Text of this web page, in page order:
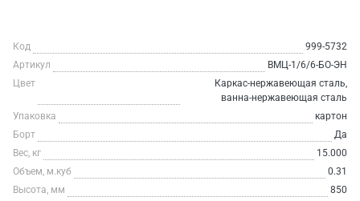
Код
999-5732
Артикул
ВМЦ-1/6/6-БО-ЭН
Цвет
Каркас-нержавеющая сталь,
ванна-нержавеющая сталь
Упаковка
картон
Борт
Да
Вес, кг
15.000
Объем, м.куб
0.31
Высота, мм
850